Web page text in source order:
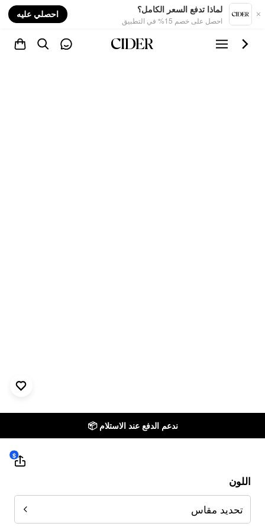
لماذا تدفع السعر الكامل؟
احصل على خصم 15% في التطبيق
احصلي عليه
ندعم الدفع عند الاستلام 📦
$
اللون
تحديد مقاس